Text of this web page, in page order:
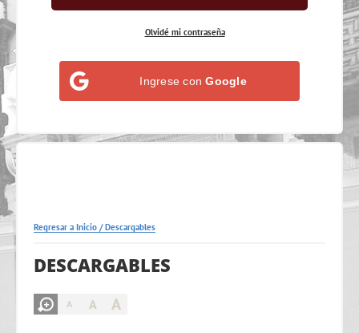
Olvidé mi contraseña
Ingrese conGoogle
Regresar a Inicio /Descargables
DESCARGABLES
A A A